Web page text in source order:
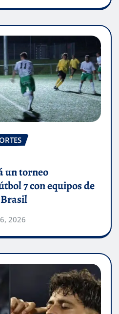
un torneo
7 con equipos de
2026